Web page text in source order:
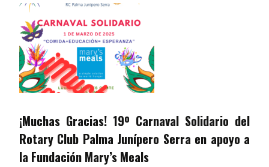
¡Muchas Gracias! 19º Carnaval Solidario del
Rotary Club Palma Junípero Serra en apoyo a
la Fundación Mary’s Meals